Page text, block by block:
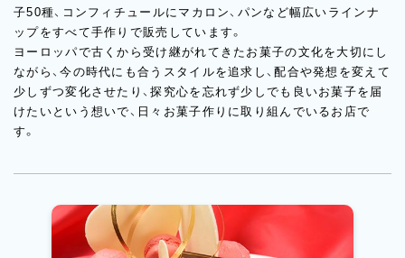
子50種、コンフィチュールにマカロン、パンなど幅広いラインナ
ップをすべて手作りで販売しています。
ヨーロッパで古くから受け継がれてきたお菓子の文化を大切にし
ながら、今の時代にも合うスタイルを追求し、配合や発想を変えて
少しずつ変化させたり、探究心を忘れず少しでも良いお菓子を届
けたいという想いで、日々お菓子作りに取り組んでいるお店で
す。